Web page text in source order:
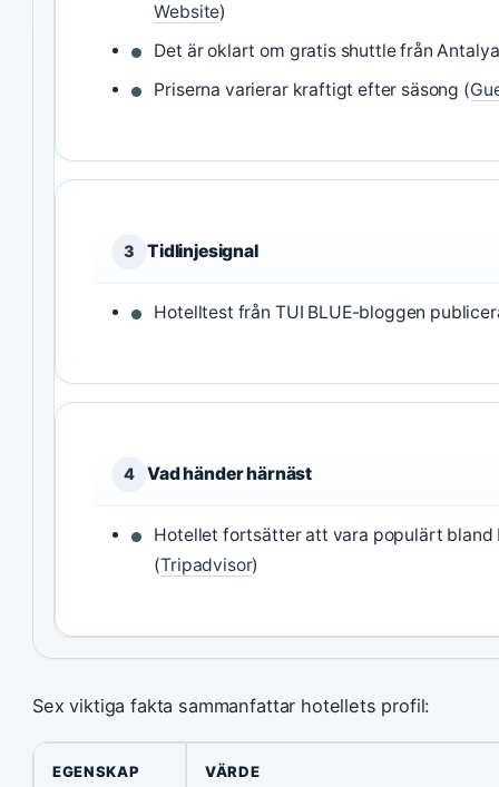
Website)
Det är oklart om gratis shuttle från
Priserna varierar kraftigt efter säsong (
3 Tidlinjesignal
Hotelltest från TUI BLUE-bloggen
4 Vad händer härnäst
Hotellet fortsätter att vara populärt bland
(Tripadvisor)
Sex viktiga fakta sammanfattar hotellets profil:
EGENSKAP VÄRDE